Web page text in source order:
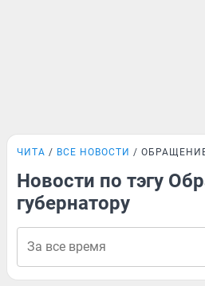
ЧИТА ВСЕ НОВОСТИ
Новости по тэгу
губернатору